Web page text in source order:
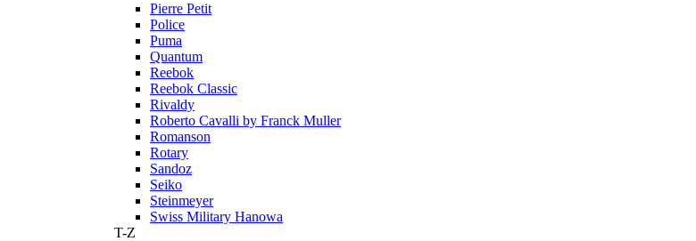
Pierre Petit
Police
Puma
Quantum
Reebok
Reebok Classic
Rivaldy
Roberto Cavalli by Franck Muller
Romanson
Rotary
Sandoz
Seiko
Steinmeyer
Swiss Military Hanowa
T-Z